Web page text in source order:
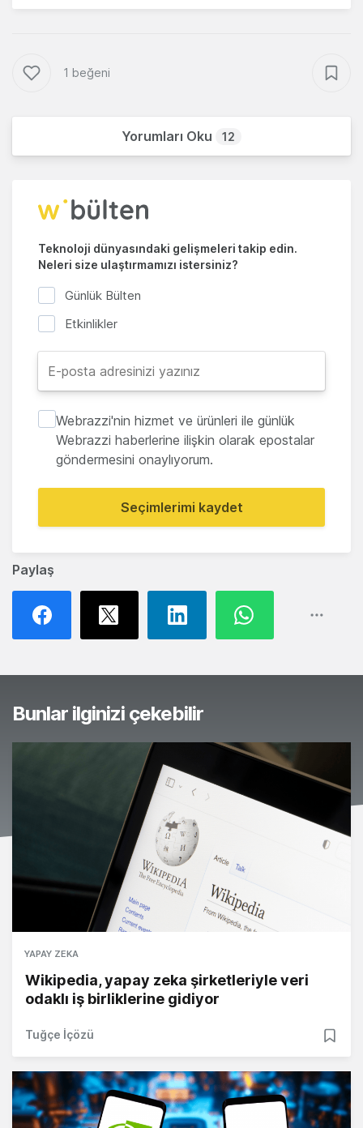
Paylaş
1 beğeni
Yorumları Oku 12
Teknoloji dünyasındaki gelişmeleri takip edin.
Neleri size ulaştırmamızı istersiniz?
Günlük Bülten
Etkinlikler
Webrazzi'nin hizmet ve ürünleri ile günlük
Webrazzi haberlerine ilişkin olarak epostalar
göndermesini onaylıyorum.
Seçimlerimi kaydet
Bunlar ilginizi çekebilir
YAPAY ZEKA
Wikipedia, yapay zeka şirketleriyle veri
odaklı iş birliklerine gidiyor
Tuğçe İçözü